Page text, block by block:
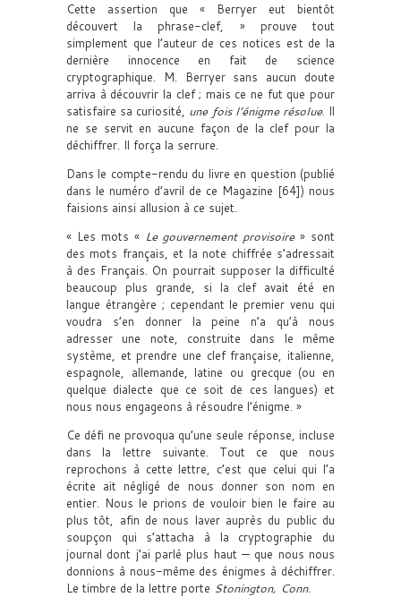
Cette assertion que « Berryer eut bientôt
découvert la phrase-clef, » prouve tout
simplement que l’auteur de ces notices est de la
dernière innocence en fait de science
cryptographique. M. Berryer sans aucun doute
arriva à découvrir la clef ; mais ce ne fut que pour
satisfaire sa curiosité, une fois l’énigme résolue. Il
ne se servit en aucune façon de la clef pour la
déchiffrer. Il força la serrure.
Dans le compte-rendu du livre en question (publié
dans le numéro d’avril de ce Magazine [64]) nous
faisions ainsi allusion à ce sujet.
« Les mots « Le gouvernement provisoire» sont
des mots français, et la note chiffrée s’adressait
à des Français. On pourrait supposer la difficulté
beaucoup plus grande, si la clef avait été en
langue étrangère ; cependant le premier venu qui
voudra s’en donner la peine n’a qu’à nous
adresser une note, construite dans le même
système, et prendre une clef française, italienne,
espagnole, allemande, latine ou grecque (ou en
quelque dialecte que ce soit de ces langues) et
nous nous engageons à résoudre l’énigme. »
Ce défi ne provoqua qu’une seule réponse, incluse
dans la lettre suivante. Tout ce que nous
reprochons à cette lettre, c’est que celui qui l’a
écrite ait négligé de nous donner son nom en
entier. Nous le prions de vouloir bien le faire au
plus tôt, afin de nous laver auprès du public du
soupçon qui s’attacha à la cryptographie du
journal dont j’ai parlé plus haut — que nous nous
donnions à nous-même des énigmes à déchiffrer.
Le timbre de la lettre porte Stonington, Conn.